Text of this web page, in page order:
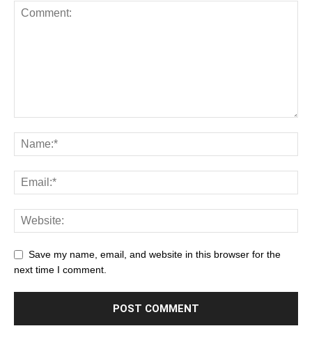
Save my name, email, and website in this browser for the
next time I comment.